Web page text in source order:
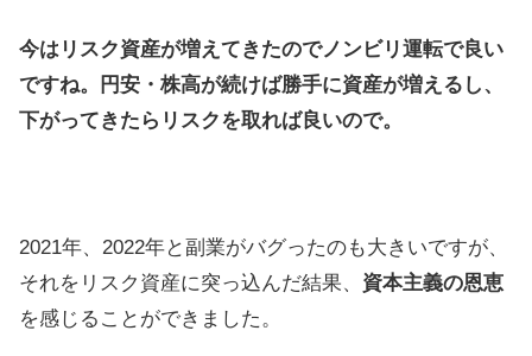
今はリスク資産が増えてきたのでノンビリ運転で良い
ですね。円安・株高が続けば勝手に資産が増えるし、
下がってきたらリスクを取れば良いので。
2021年、2022年と副業がバグったのも大きいですが、
それをリスク資産に突っ込んだ結果、 資本主義の恩恵
を感じることができました。